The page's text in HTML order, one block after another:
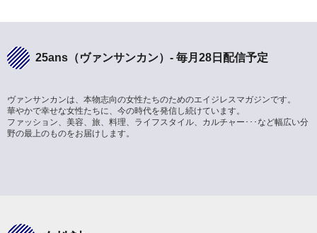
25ans（ヴァンサンカン）- 毎月28日配信予定
ヴァンサンカンは、本物志向の女性たちのためのエイジレスマガジンです。
華やかで幸せな女性たちに、今の時代を発信し続けています。
ファッション、美容、旅、料理、ライフスタイル、カルチャー･･･など幅広い分
野の最上のものをお届けします。